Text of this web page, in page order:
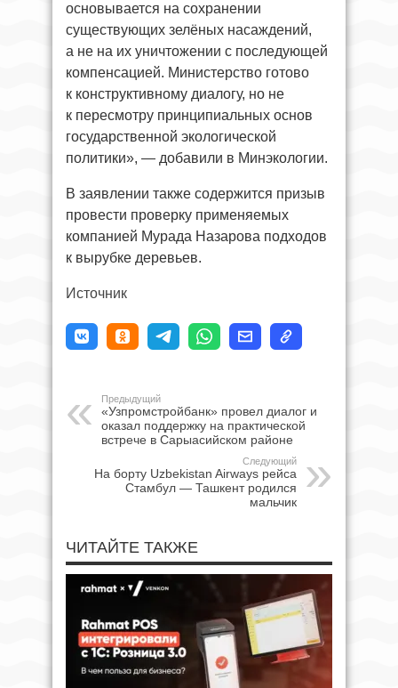
основывается на сохранении
существующих зелёных насаждений,
а не на их уничтожении с последующей
компенсацией. Министерство готово
к конструктивному диалогу, но не
к пересмотру принципиальных основ
государственной экологической
политики», — добавили в Минэкологии.
В заявлении также содержится призыв
провести проверку применяемых
компанией Мурада Назарова подходов
к вырубке деревьев.
Источник
Предыдущий
«Узпромстройбанк» провел диалог и
оказал поддержку на практической
встрече в Сарыасийском районе
Следующий
На борту Uzbekistan Airways рейса
Стамбул — Ташкент родился
мальчик
ЧИТАЙТЕ ТАКЖЕ